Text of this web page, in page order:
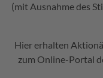
(mit Ausnahme des
Hier erhalten
zum Online-Portal